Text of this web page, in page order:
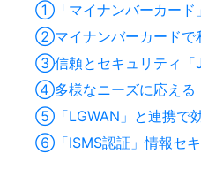
①「マイナンバーカード
②マイナンバーカードで
③信頼とセキュリティ「
④多様なニーズに応える
⑤「LGWAN」と連携で
⑥「ISMS認証」情報セ